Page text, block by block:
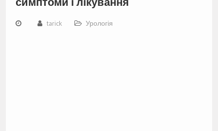
tarick Урологія